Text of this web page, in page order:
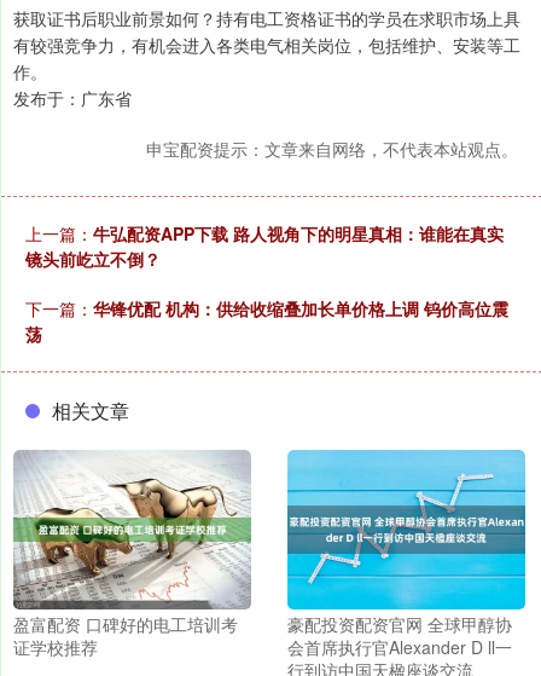
获取证书后职业前景如何？持有电工资格证书的学员在求职市场上具
有较强竞争力，有机会进入各类电气相关岗位，包括维护、安装等工
作。
发布于：广东省
申宝配资提示：文章来自网络，不代表本站观点。
上一篇： 牛弘配资APP下载 路人视角下的明星真相：谁能在真实
镜头前屹立不倒？
下一篇： 华锋优配 机构：供给收缩叠加长单价格上调 钨价高位震
荡
相关文章
盈富配资 口碑好的电工培训考
证学校推荐
豪配投资配资官网 全球甲醇协
会首席执行官Alexander D ll一
行到访中国天楹座谈交流